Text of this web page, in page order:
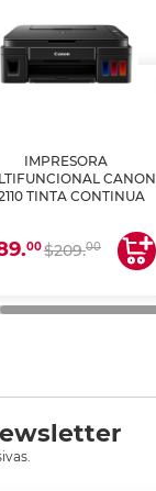
IMPRESORA
CANON
TINTA CONTINUA
00$209.00